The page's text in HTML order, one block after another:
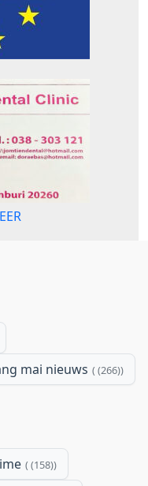
mai nieuws (266)
(158)